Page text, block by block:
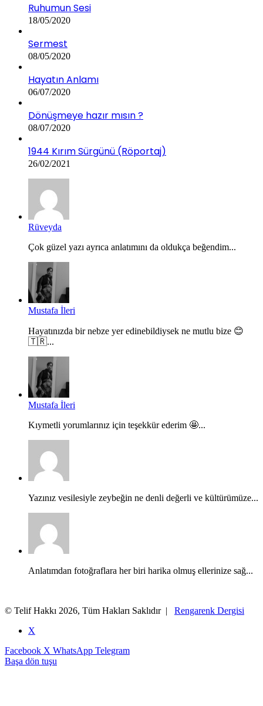
Ruhumun Sesi
18/05/2020
Sermest
08/05/2020
Hayatın Anlamı
06/07/2020
Dönüşmeye hazır mısın ?
08/07/2020
1944 Kırım Sürgünü (Röportaj)
26/02/2021
Rüveyda
Çok güzel yazı ayrıca anlatımını da oldukça beğendim...
Mustafa İleri
Hayatınızda bir nebze yer edinebildiysek ne mutlu bize 😊
🇹🇷...
Mustafa İleri
Kıymetli yorumlarınız için teşekkür ederim 🤩...
Yazınız vesilesiyle zeybeğin ne denli değerli ve kültürümüze...
Anlatımdan fotoğraflara her biri harika olmuş ellerinize sağ...
© Telif Hakkı 2026, Tüm Hakları Saklıdır | Rengarenk Dergisi
X
Facebook X WhatsApp Telegram
Başa dön tuşu